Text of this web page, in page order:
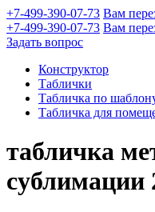
+7-499-390-07-73 Вам
+7-499-390-07-73 Вам
Задать вопрос
Конструктор
Таблички
Табличка по
Табличка для
табличка
сублимации